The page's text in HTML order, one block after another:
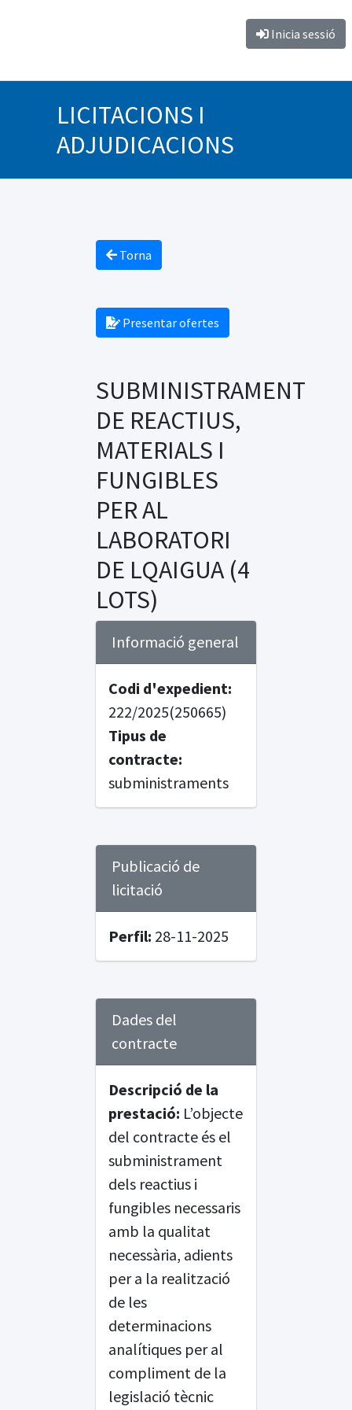
Inicia sessió
LICITACIONS I
ADJUDICACIONS
Torna
Presentar ofertes
SUBMINISTRAMENT
DE REACTIUS,
MATERIALS I
FUNGIBLES
PER AL
LABORATORI
DE LQAIGUA (4
LOTS)
Informació general
Codi d'expedient:
222/2025(250665)
Tipus de
contracte:
subministraments
Publicació de
licitació
Perfil: 28-11-2025
Dades del
contracte
Descripció de la
prestació: L’objecte
del contracte és el
subministrament
dels reactius i
fungibles necessaris
amb la qualitat
necessària, adients
per a la realització
de les
determinacions
analítiques per al
compliment de la
legislació tècnic